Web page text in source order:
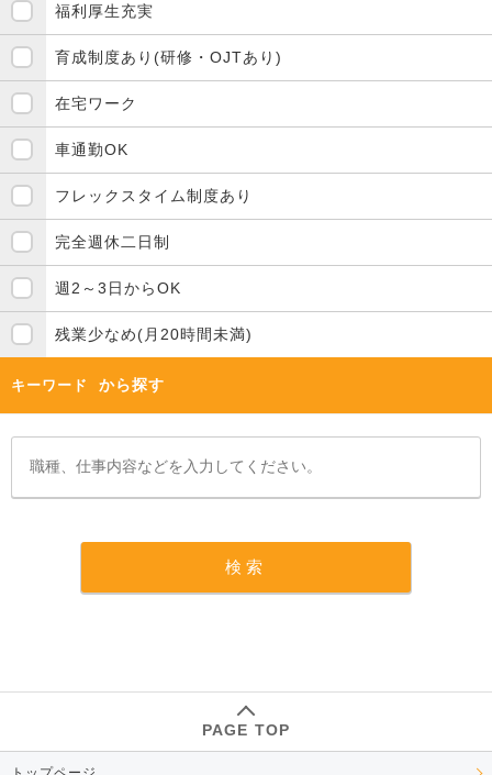
福利厚生充実
育成制度あり(研修・OJTあり)
在宅ワーク
車通勤OK
フレックスタイム制度あり
完全週休二日制
週2～3日からOK
残業少なめ(月20時間未満)
キーワード から探す
PAGE TOP